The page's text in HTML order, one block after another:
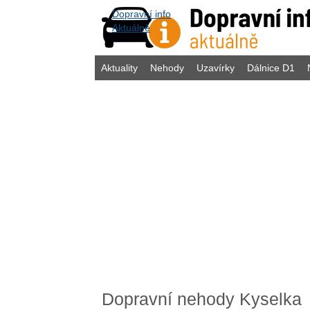
Dopravní info
Aktuálně
Aktuality Nehody Uzavírky Dálnice D1
Dopravní nehody Kyselka